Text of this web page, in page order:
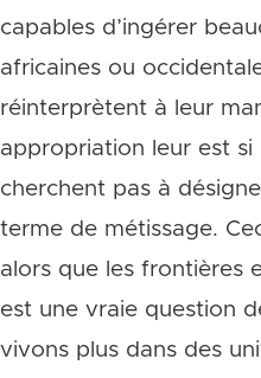
capables d’ingérer
africaines ou
réinterprètent à leur
appropriation leur est si
cherchent pas à
terme de métissage.
alors que les frontières
est une vraie question
vivons plus dans des